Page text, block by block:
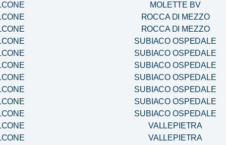
MOLETTE BV
ROCCA DI MEZZO
ROCCA DI MEZZO
SUBIACO OSPEDALE
SUBIACO OSPEDALE
SUBIACO OSPEDALE
SUBIACO OSPEDALE
SUBIACO OSPEDALE
SUBIACO OSPEDALE
SUBIACO OSPEDALE
VALLEPIETRA
VALLEPIETRA